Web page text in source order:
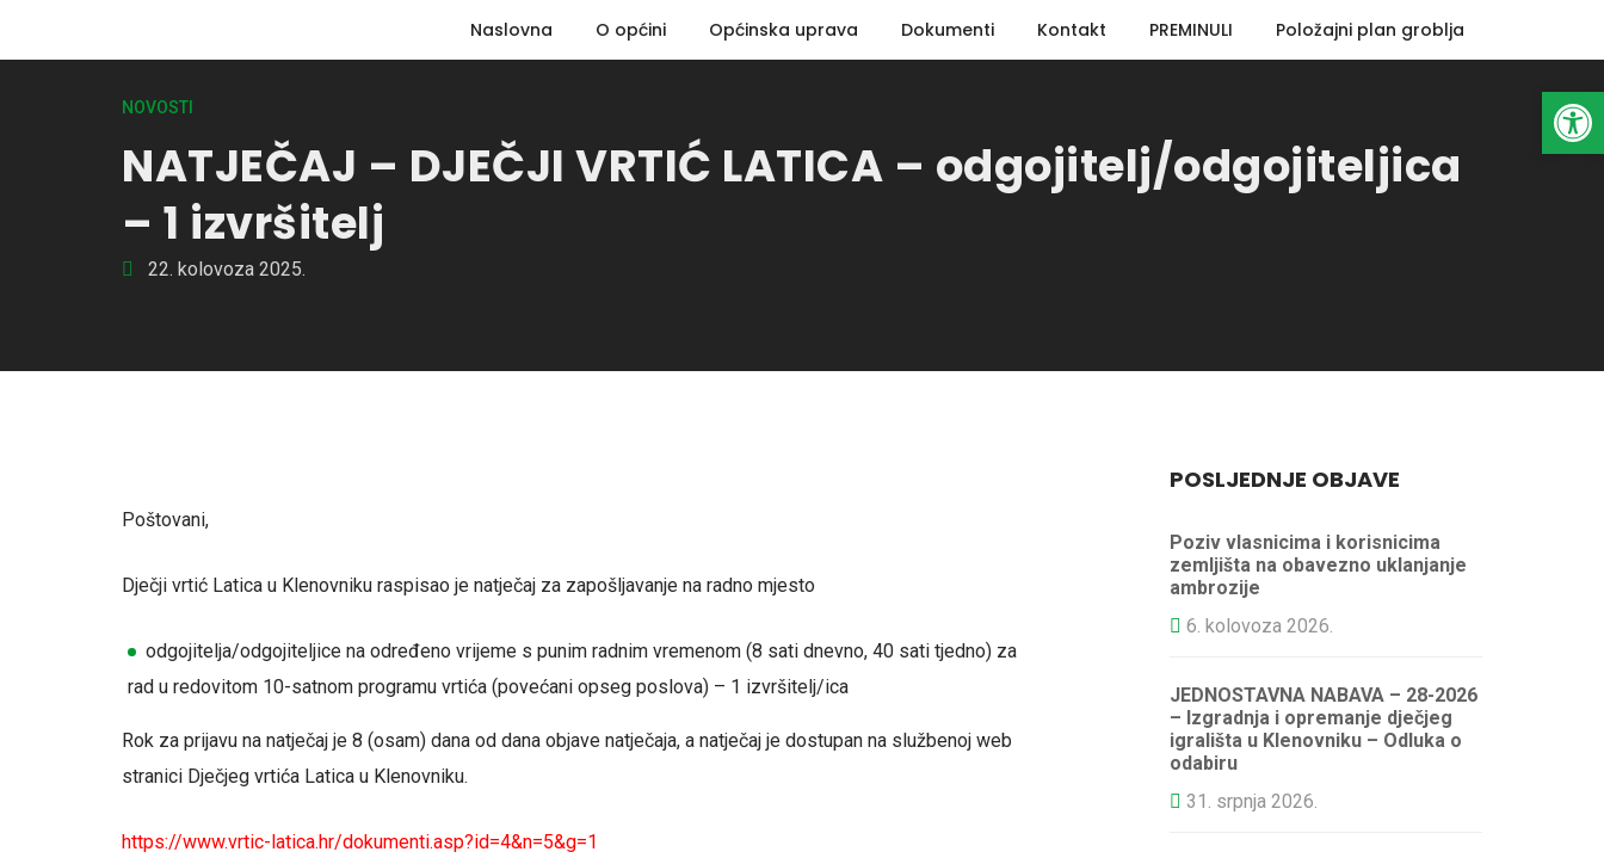
Naslovna O općini Općinska uprava Dokumenti Kontakt PREMINULI Položajni plan groblja
NOVOSTI
NATJEČAJ – DJEČJI VRTIĆ LATICA – odgojitelj/odgojiteljica
– 1 izvršitelj
22. kolovoza 2025.
Poštovani,
Dječji vrtić Latica u Klenovniku raspisao je natječaj za zapošljavanje na radno mjesto
odgojitelja/odgojiteljice na određeno vrijeme s punim radnim vremenom (8 sati dnevno, 40 sati tjedno) za
rad u redovitom 10-satnom programu vrtića (povećani opseg poslova) – 1 izvršitelj/ica
Rok za prijavu na natječaj je 8 (osam) dana od dana objave natječaja, a natječaj je dostupan na službenoj web
stranici Dječjeg vrtića Latica u Klenovniku.
https://www.vrtic-latica.hr/dokumenti.asp?id=4&n=5&g=1
POSLJEDNJE OBJAVE
Poziv vlasnicima i korisnicima
zemljišta na obavezno uklanjanje
ambrozije
6. kolovoza 2026.
JEDNOSTAVNA NABAVA – 28-2026
– Izgradnja i opremanje dječjeg
igrališta u Klenovniku – Odluka o
odabiru
31. srpnja 2026.
Open toolbar